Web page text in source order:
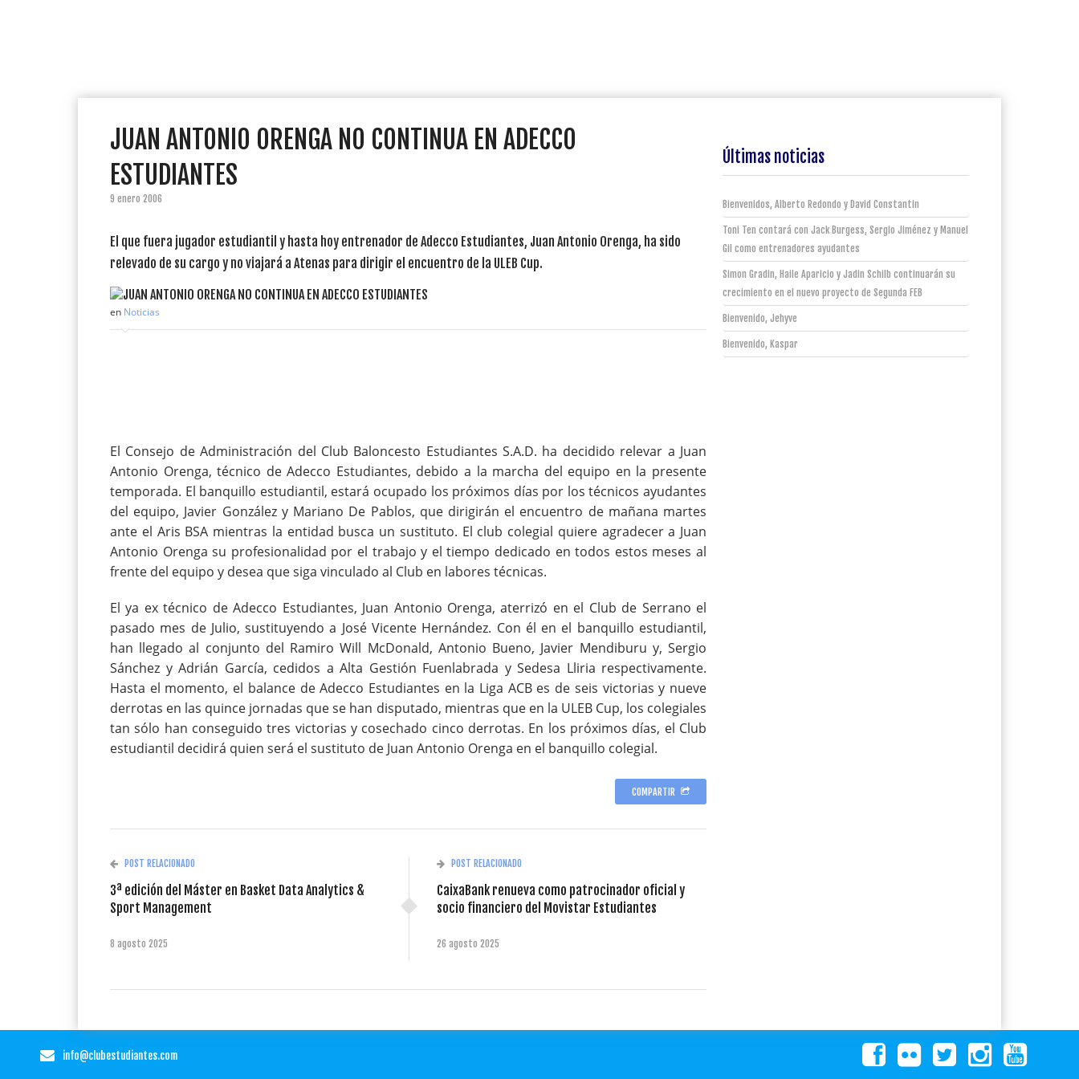
JUAN ANTONIO ORENGA NO CONTINUA EN ADECCO
ESTUDIANTES
9 enero 2006
El que fuera jugador estudiantil y hasta hoy entrenador de Adecco Estudiantes, Juan Antonio Orenga, ha sido
relevado de su cargo y no viajará a Atenas para dirigir el encuentro de la ULEB Cup.
en Noticias
El Consejo de Administración del Club Baloncesto Estudiantes S.A.D. ha decidido relevar a Juan
Antonio Orenga, técnico de Adecco Estudiantes, debido a la marcha del equipo en la presente
temporada. El banquillo estudiantil, estará ocupado los próximos días por los técnicos ayudantes
del equipo, Javier González y Mariano De Pablos, que dirigirán el encuentro de mañana martes
ante el Aris BSA mientras la entidad busca un sustituto. El club colegial quiere agradecer a Juan
Antonio Orenga su profesionalidad por el trabajo y el tiempo dedicado en todos estos meses al
frente del equipo y desea que siga vinculado al Club en labores técnicas.
El ya ex técnico de Adecco Estudiantes, Juan Antonio Orenga, aterrizó en el Club de Serrano el
pasado mes de Julio, sustituyendo a José Vicente Hernández. Con él en el banquillo estudiantil,
han llegado al conjunto del Ramiro Will McDonald, Antonio Bueno, Javier Mendiburu y, Sergio
Sánchez y Adrián García, cedidos a Alta Gestión Fuenlabrada y Sedesa Lliria respectivamente.
Hasta el momento, el balance de Adecco Estudiantes en la Liga ACB es de seis victorias y nueve
derrotas en las quince jornadas que se han disputado, mientras que en la ULEB Cup, los colegiales
tan sólo han conseguido tres victorias y cosechado cinco derrotas. En los próximos días, el Club
estudiantil decidirá quien será el sustituto de Juan Antonio Orenga en el banquillo colegial.
COMPARTIR
POST RELACIONADO
3ª edición del Máster en Basket Data Analytics &
Sport Management
8 agosto 2025
POST RELACIONADO
CaixaBank renueva como patrocinador oficial y
socio financiero del Movistar Estudiantes
26 agosto 2025
Últimas noticias
Bienvenidos, Alberto Redondo y David Constantin
Toni Ten contará con Jack Burgess, Sergio Jiménez y Manuel
Gil como entrenadores ayudantes
Simon Gradin, Haile Aparicio y Jadin Schilb continuarán su
crecimiento en el nuevo proyecto de Segunda FEB
Bienvenido, Jehyve
Bienvenido, Kaspar
info@clubestudiantes.com